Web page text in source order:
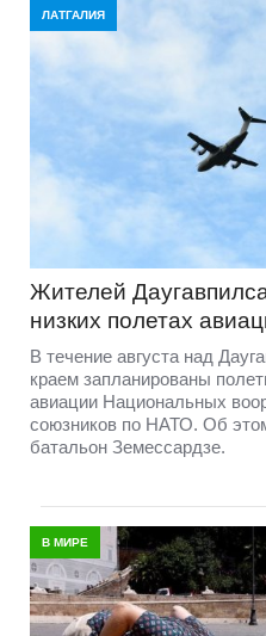
ЛАТГАЛИЯ
Жителей
низких полетах
В течение августа над
краем запланированы
авиации Национальных
союзников по НАТО. Об
батальон Земессардзе.
В МИРЕ